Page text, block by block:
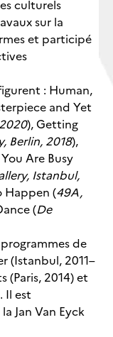
culturels
sur la
et participé
: Human,
and Yet
), Getting
Berlin, 2018),
Are Busy
Istanbul,
Happen (49A,
(De
de
(Istanbul, 2011–
(Paris, 2014) et
Il est
Jan Van Eyck